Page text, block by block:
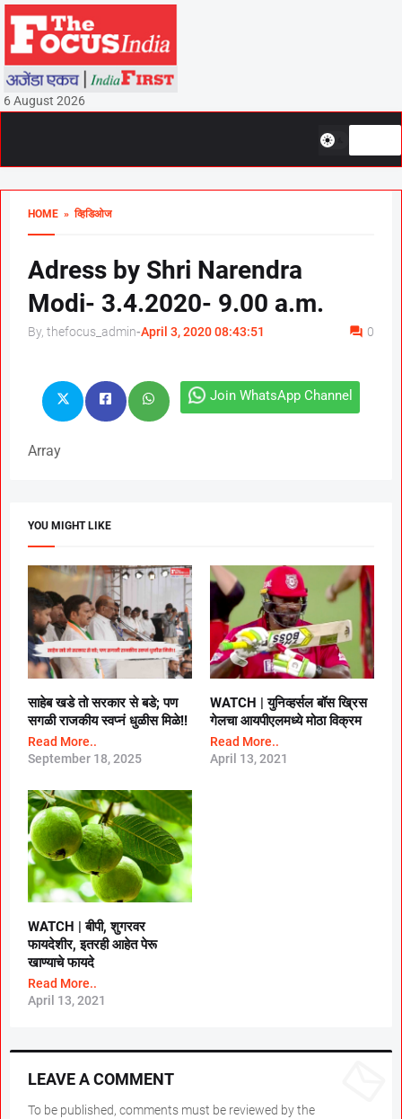
6 August 2026
HOME » व्हिडिओज
Adress by Shri Narendra
Modi- 3.4.2020- 9.00 a.m.
By, thefocus_admin-April 3, 2020 08:43:51 0
Join WhatsApp Channel
Array
YOU MIGHT LIKE
साहेब खडे तो सरकार से बडे; पण
सगळी राजकीय स्वप्नं धुळीस मिळे!!
Read More..
September 18, 2025
WATCH | युनिव्हर्सल बॉस ख्रिस
गेलचा आयपीएलमध्ये मोठा विक्रम
Read More..
April 13, 2021
WATCH | बीपी, शुगरवर
फायदेशीर, इतरही आहेत पेरू
खाण्याचे फायदे
Read More..
April 13, 2021
LEAVE A COMMENT
To be published, comments must be reviewed by the